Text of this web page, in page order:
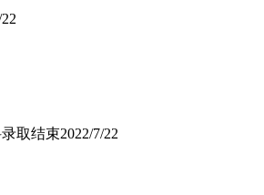
取结束2022/7/22